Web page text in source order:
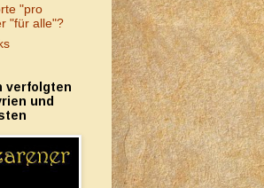
"pro
"für alle"?
verfolgten
und